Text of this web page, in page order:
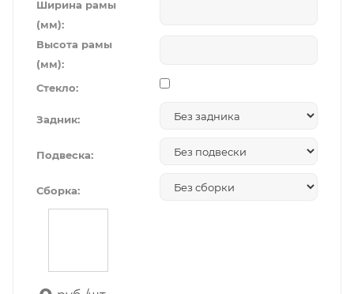
Ширина рамы
(мм):
Высота рамы
(мм):
Стекло:
Задник:
Подвеска:
Сборка: